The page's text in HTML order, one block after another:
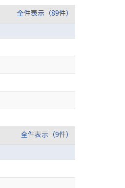
全件表示（89件）
全件表示（9件）